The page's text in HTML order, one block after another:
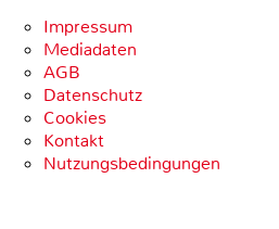
Impressum
Mediadaten
AGB
Datenschutz
Cookies
Kontakt
Nutzungsbedingungen